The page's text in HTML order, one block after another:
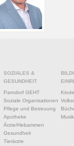
SOZIALES &
GESUNDHEIT
Parndorf GEHT
Soziale Organisationen
Pflege und Betreuung
Apotheke
Ärzte/Hebammen
Gesundheit
Tierärzte